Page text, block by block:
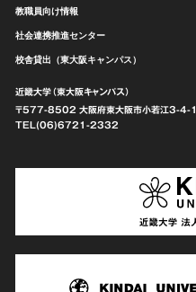
教職員向け情報
社会連携推進センター
校舎貸出（東大阪キャンパス）
近畿大学（東大阪キャンパス）
〒577-8502 大阪府東大阪市小若江3-4-1
TEL(06)6721-2332